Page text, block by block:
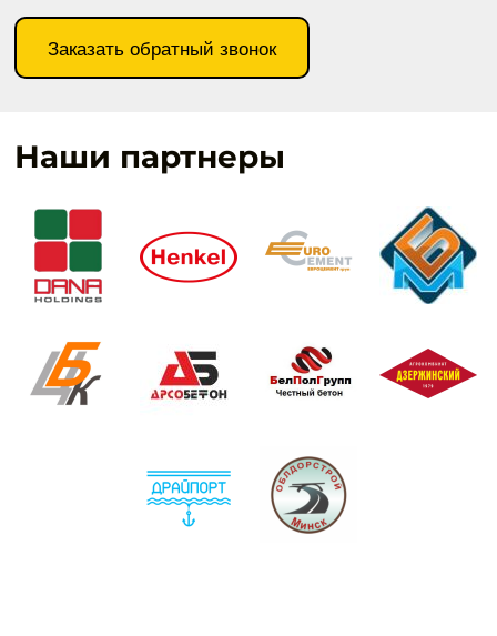
Заказать обратный звонок
Наши партнеры